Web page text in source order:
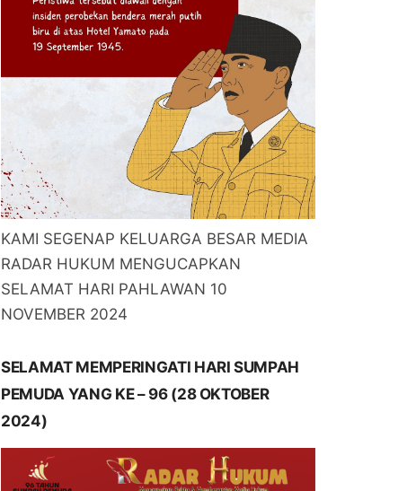
KAMI SEGENAP KELUARGA BESAR MEDIA
RADAR HUKUM MENGUCAPKAN
SELAMAT HARI PAHLAWAN 10
NOVEMBER 2024
SELAMAT MEMPERINGATI HARI SUMPAH
PEMUDA YANG KE – 96 (28 OKTOBER
2024)